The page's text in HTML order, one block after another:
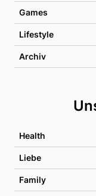
Games
Lifestyle
Archiv
Health
Liebe
Family